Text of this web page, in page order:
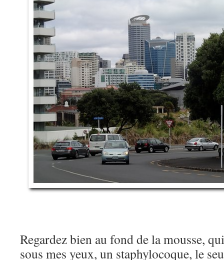
Regardez bien au fond de la mousse,
sous mes yeux, un staphylocoque, le